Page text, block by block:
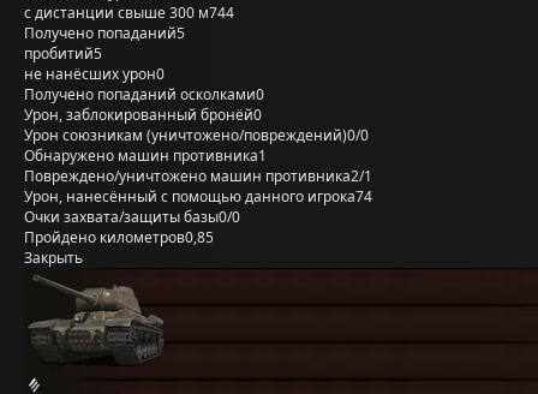
с дистанции свыше 300 м744
Получено попаданий5
пробитий5
не нанёсших урон0
Получено попаданий осколками0
Урон, заблокированный бронёй0
Урон союзникам (уничтожено/повреждений)0/0
Обнаружено машин противника1
Повреждено/уничтожено машин противника2/1
Урон, нанесённый с помощью данного игрока74
Очки захвата/защиты базы0/0
Пройдено километров0,85
Закрыть